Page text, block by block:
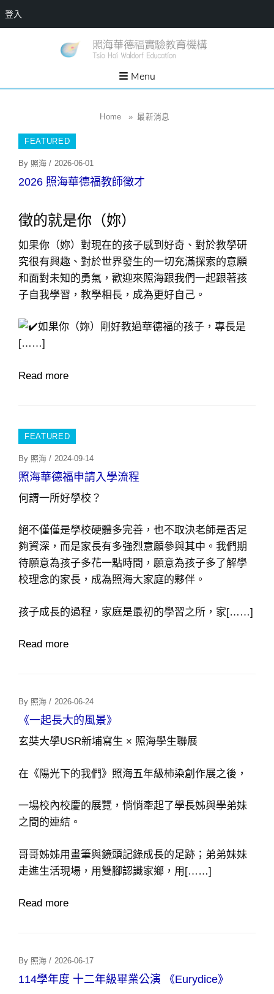
登入
華
德
福
實
教
機
構
生態
縣新
埔鎮
溪畔
的農
場和
教育
Menu
Home » 最新消息
FEATURED
By 照海 / Posted
On
2026-06-01
2026 照海華德福教師徵才
徵的就是你（妳）
如果你（妳）對現在的孩子感到好奇、對於教學研
究很有興趣、對於世界發生的一切充滿探索的意願
和面對未知的勇氣，歡迎來照海跟我們一起跟著孩
子自我學習，教學相長，成為更好自己。
如果你（妳）剛好教過華德福的孩子，專長是
[……]
Read more
FEATURED
By 照海 / Posted
On
2024-09-14
照海華德福申請入學流程
何謂一所好學校？
絕不僅僅是學校硬體多完善，也不取決老師是否足
夠資深，而是家長有多強烈意願參與其中。我們期
待願意為孩子多花一點時間，願意為孩子多了解學
校理念的家長，成為照海大家庭的夥伴。
孩子成長的過程，家庭是最初的學習之所，家[……]
Read more
By 照海 / Posted
On
2026-06-24
《一起長大的風景》
玄奘大學USR新埔寫生 × 照海學生聯展
在《陽光下的我們》照海五年級柿染創作展之後，
一場校內校慶的展覽，悄悄牽起了學長姊與學弟妹
之間的連結。
哥哥姊姊用畫筆與鏡頭記錄成長的足跡；弟弟妹妹
走進生活現場，用雙腳認識家鄉，用[……]
Read more
By 照海 / Posted
On
2026-06-17
114學年度 十二年級畢業公演 《Eurydice》